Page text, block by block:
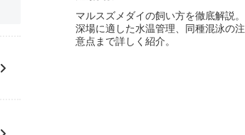
マルスズメダイの飼い方を徹底解説。
深場に適した水温管理、同種混泳の注
意点まで詳しく紹介。